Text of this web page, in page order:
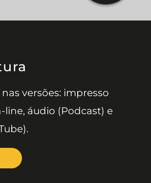
versões: impresso
line, áudio (Podcast) e